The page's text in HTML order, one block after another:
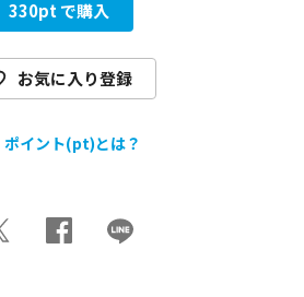
330pt で購入
お気に入り登録
ポイント(pt)とは？